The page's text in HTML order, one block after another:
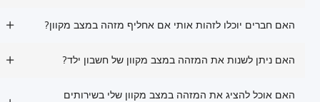
האם חברים יוכלו לזהות אותי אם אחליף מזהה במצב מקוון?
האם ניתן לשנות את המזהה במצב מקוון של חשבון ילד?
האם אוכל להציג את המזהה במצב מקוון שלי בשירותים